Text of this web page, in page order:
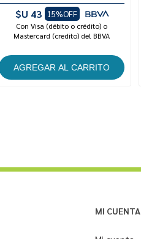
$U 43 15%OFF
Con Visa (débito o crédito) o
Mastercard (credito) del BBVA
MI CUENTA